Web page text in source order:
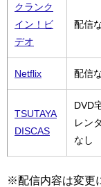
クランク
イン！ビ
デオ
配信
Netflix 配信
TSUTAYA
DISCAS
DVD
レン
なし
※配信内容は変更